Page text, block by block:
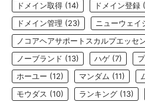
ドメイン取得 (14) ドメイン登録
ドメイン管理 (23) ニューウェイ
ノコアヘアサポートスカルプエッセ
ノーブランド (13) ハゲ (7)
ホーユー (12) マンダム (11)
モウダス (10) ランキング (13)